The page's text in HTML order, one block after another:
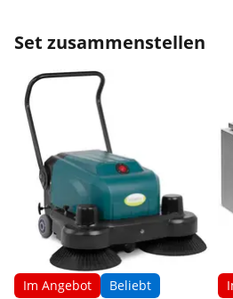
Set zusammenstellen
Im Angebot Beliebt